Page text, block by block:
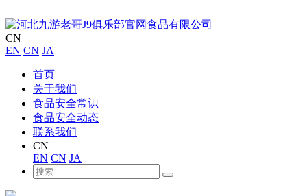
CN
EN CN JA
首页
关于我们
食品安全常识
食品安全动态
联系我们
CN
EN CN JA